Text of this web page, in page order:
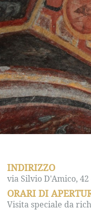
INDIRIZZO
via Silvio D'Amico, 42
ORARI DI
Visita speciale da